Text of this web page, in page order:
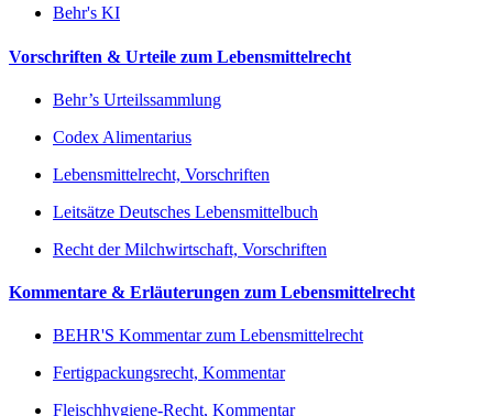
Behr's KI
Vorschriften & Urteile zum Lebensmittelrecht
Behr’s Urteilssammlung
Codex Alimentarius
Lebensmittelrecht, Vorschriften
Leitsätze Deutsches Lebensmittelbuch
Recht der Milchwirtschaft, Vorschriften
Kommentare & Erläuterungen zum Lebensmittelrecht
BEHR'S Kommentar zum Lebensmittelrecht
Fertigpackungsrecht, Kommentar
Fleischhygiene-Recht, Kommentar